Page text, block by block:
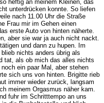
heftig an meinem Kleinen, das
unterdrücken konnte. So liefen
nach 11.00 Uhr die Straße
Frau mir im Gehen einen
erste Auto von hinten näherte.
aber sie war ja auch nicht nackt.
und dann zu hupen. Im
nichts anders übrig als
tat, als ob mich das alles nichts
ein paar Mal, aber stehen
sich uns von hinten. Brigitte rieb
immer wieder zurück, langsam
meinem Orgasmus näher kam.
fuhr im Schritttempo an uns